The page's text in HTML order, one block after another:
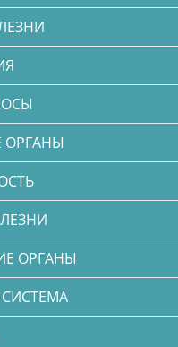
ОРГАНЫ